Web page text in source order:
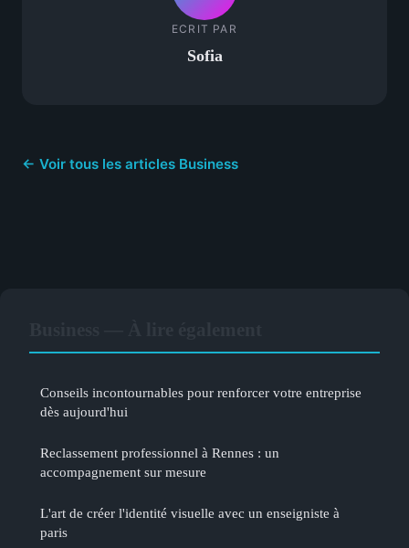
ECRIT PAR
Sofia
← Voir tous les articles Business
Conseils incontournables pour renforcer votre entreprise
dès aujourd'hui
Reclassement professionnel à Rennes : un
accompagnement sur mesure
L'art de créer l'identité visuelle avec un enseigniste à
paris